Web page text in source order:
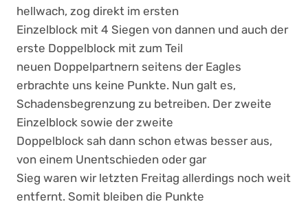
hellwach, zog direkt im ersten
Einzelblock mit 4 Siegen von dannen und auch der
erste Doppelblock mit zum Teil
neuen Doppelpartnern seitens der Eagles
erbrachte uns keine Punkte. Nun galt es,
Schadensbegrenzung zu betreiben. Der zweite
Einzelblock sowie der zweite
Doppelblock sah dann schon etwas besser aus,
von einem Unentschieden oder gar
Sieg waren wir letzten Freitag allerdings noch weit
entfernt. Somit bleiben die Punkte